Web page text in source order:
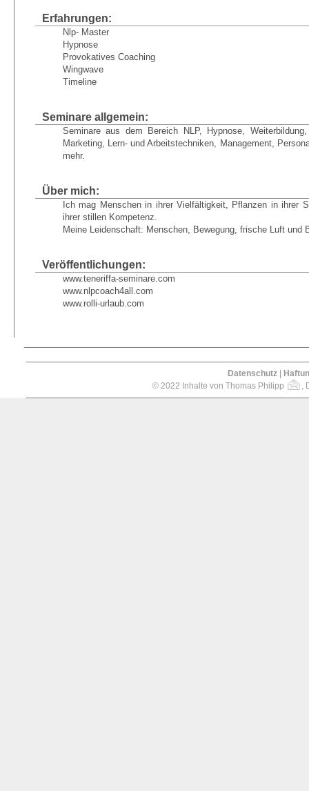
Erfahrungen:
Nlp- Master
Hypnose
Provokatives Coaching
Wingwave
Timeline
Seminare allgemein:
Seminare aus dem Bereich NLP, Hypnose,
Marketing, Lern- und Arbeitstechniken, Management,
mehr.
Über mich:
Ich mag Menschen in ihrer Vielfältigkeit, Pflanzen in ihrer
ihrer stillen Kompetenz.
Meine Leidenschaft: Menschen, Bewegung, frische Luft und
Veröffentlichungen:
www.teneriffa-seminare.com
www.nlpcoach4all.com
www.rolli-urlaub.com
Datenschutz
© 2022 Inhalte von Thomas Philipp
,